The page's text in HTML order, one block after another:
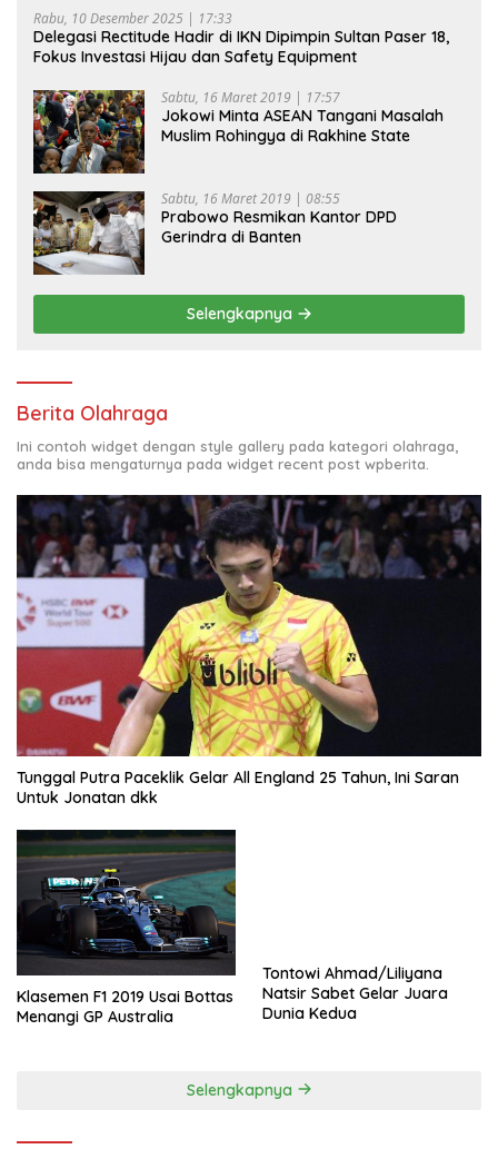
Rabu, 10 Desember 2025 | 17:33
Delegasi Rectitude Hadir di IKN Dipimpin Sultan Paser 18,
Fokus Investasi Hijau dan Safety Equipment
Sabtu, 16 Maret 2019 | 17:57
Jokowi Minta ASEAN Tangani Masalah
Muslim Rohingya di Rakhine State
Sabtu, 16 Maret 2019 | 08:55
Prabowo Resmikan Kantor DPD
Gerindra di Banten
Selengkapnya
Berita Olahraga
Ini contoh widget dengan style gallery pada kategori olahraga,
anda bisa mengaturnya pada widget recent post wpberita.
Tunggal Putra Paceklik Gelar All England 25 Tahun, Ini Saran
Untuk Jonatan dkk
Klasemen F1 2019 Usai Bottas
Menangi GP Australia
Tontowi Ahmad/Liliyana
Natsir Sabet Gelar Juara
Dunia Kedua
Selengkapnya